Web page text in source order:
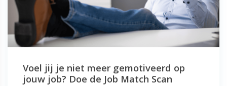
Voel jij je niet meer gemotiveerd op
jouw job? Doe de Job Match Scan